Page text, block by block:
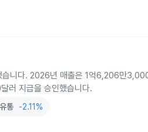
니다. 2026년 매출은 1억6,206만
러 지급을 승인했습니다.
유통 -2.11%